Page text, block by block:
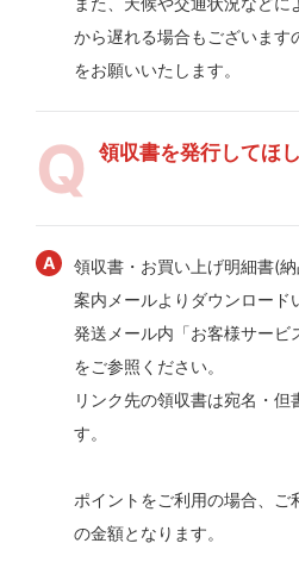
から遅れる場合もございます
をお願いいたします。
領収書を発行してほ
領収書・お買い上げ明細書(
案内メールよりダウンロード
発送メール内「お客様サービ
をご参照ください。
リンク先の領収書は宛名・
す。
ポイントをご利用の場合、ご
の金額となります。